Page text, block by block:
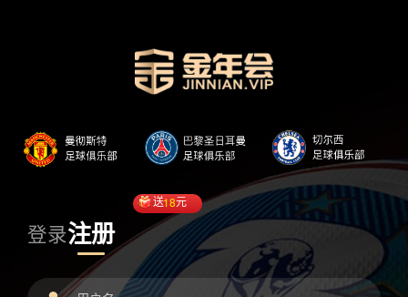
登录注册
送18元